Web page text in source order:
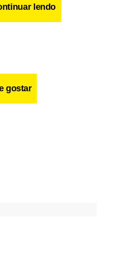
muito, adorei. Fico muito à
lendo
gostar